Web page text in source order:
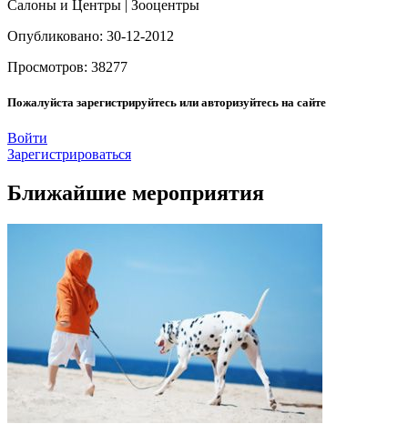
Салоны и Центры | Зооцентры
Опубликовано: 30-12-2012
Просмотров: 38277
Пожалуйста зарегистрируйтесь или авторизуйтесь на сайте
Войти
Зарегистрироваться
Ближайшие мероприятия